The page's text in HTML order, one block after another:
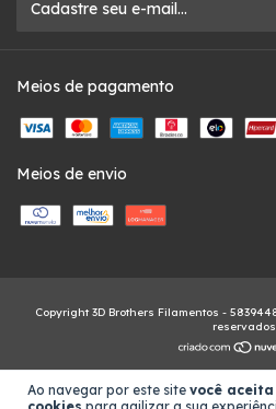
Ao navegar por este site você
Meios de pagamento
Meios de envio
Copyright 3D Brothers Filamentos -